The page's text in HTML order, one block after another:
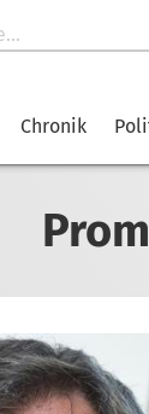
Chronik